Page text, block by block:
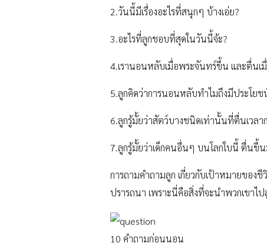
2.วันนี้มีเรื่องอะไรที่สนุกๆ บ้างเอ่ย?
3.อะไรที่ลูกชอบที่สุดในวันนี้จ้ะ?
4.เรานอนหลับเมื่อพระจันทร์ขึ้น และตื่นเ
5.ลูกคิดว่าการนอนหลับทำไมถึงมีประโยช
6.ลูกรู้มั้ยว่าสัตว์บางชนิดเท่านั้นที่ตื่นเวลา
7.ลูกรู้มั้ยว่าเด็กคนอื่นๆ บนโลกใบนี้ ตื่นขึ้
การถามคำถามลูก เกี่ยวกับเป้าหมายของ
ปรารถนา เพราะนี่คือสิ่งที่จะนำพวกเขาไ
10 คําถามก่อนนอน